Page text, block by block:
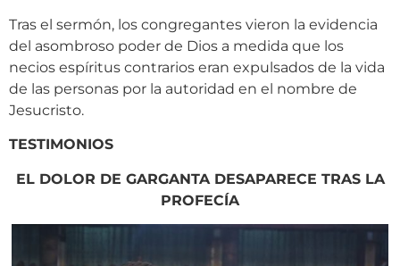
Tras el sermón, los congregantes vieron la evidencia
del asombroso poder de Dios a medida que los
necios espíritus contrarios eran expulsados de la vida
de las personas por la autoridad en el nombre de
Jesucristo.
TESTIMONIOS
EL DOLOR DE GARGANTA DESAPARECE TRAS LA
PROFECÍA